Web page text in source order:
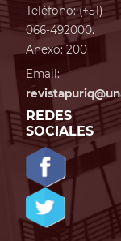
Teléfono: (+51)
066-492000.
Anexo: 200
Email:
REDES
SOCIALES